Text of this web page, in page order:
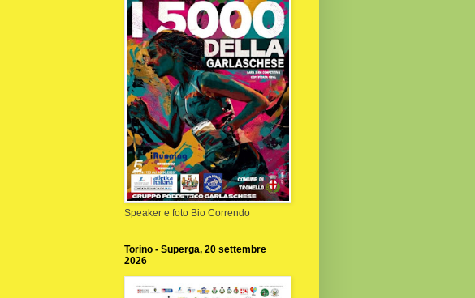
Speaker e foto Bio Correndo
Torino - Superga, 20 settembre
2026